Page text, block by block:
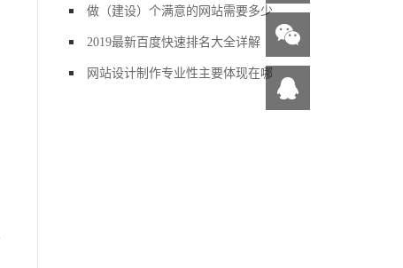
做（建设）个满意的网站需要多少
2019最新百度快速排名大全详解
网站设计制作专业性主要体现在哪